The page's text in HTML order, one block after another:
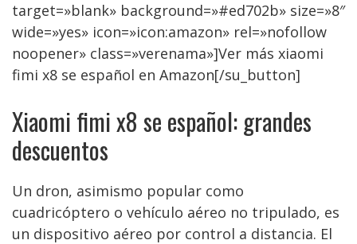
target=»blank» background=»#ed702b» size=»8″
wide=»yes» icon=»icon:amazon» rel=»nofollow
noopener» class=»verenama»]Ver más xiaomi
fimi x8 se español en Amazon[/su_button]
Xiaomi fimi x8 se español: grandes
descuentos
Un dron, asimismo popular como
cuadricóptero o vehículo aéreo no tripulado, es
un dispositivo aéreo por control a distancia. El